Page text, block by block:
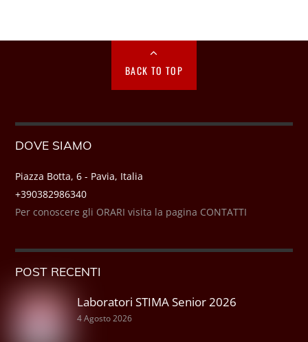
BACK TO TOP
DOVE SIAMO
Piazza Botta, 6 - Pavia, Italia
+390382986340
Per conoscere gli ORARI visita la pagina CONTATTI
POST RECENTI
Laboratori STIMA Senior 2026
4 Agosto 2026